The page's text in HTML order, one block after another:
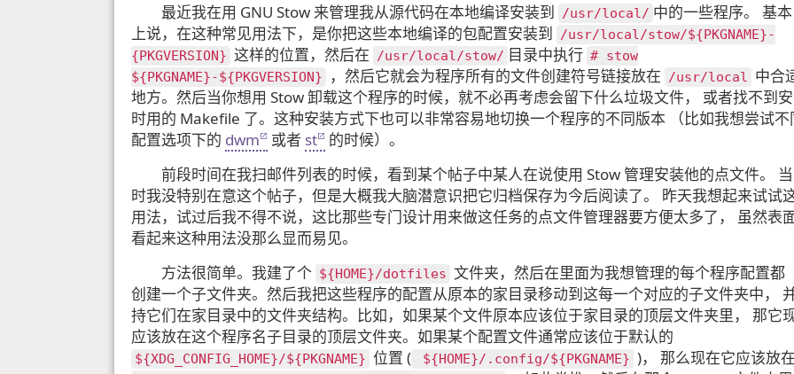
最近我在用 GNU Stow 来管理我从源代码在本地编译安装到
/​usr/​local/​ 中的一些程序。 基本
上说，在这种常见用法下，是你把这些本地编译的包配置安装到
/​usr/​local/​stow/​${PKGNAME}-
{PKGVERSION} 这样的位置，然后在 /​usr/​local/​stow/​ 目录中执行 # stow
${PKGNAME}-${PKGVERSION}
，然后它就会为程序所有的文件创建符号链接放在 /​usr/​local
中合
地方。然后当你想用 Stow 卸载这个程序的时候，就不必再考虑会留下什么垃圾文件， 或者找不到
时用的 Makefile 了。这种安装方式下也可以非常容易地切换一个程序的不同版本 （比如我想尝试不
配置选项下的 dwm 或者 st
的时候）。
前段时间在我扫邮件列表的时候，看到某个帖子中某人在说使用 Stow 管理安装他的点文件。 当
时我没特别在意这个帖子，但是大概我大脑潜意识把它归档保存为今后阅读了。 昨天我想起来试试
用法，试过后我不得不说，这比那些专门设计用来做这任务的点文件管理器要方便太多了， 虽然表
看起来这种用法没那么显而易见。
方法很简单。我建了个 ${HOME}/​dotfiles 文件夹，然后在里面为我想管理的每个程序配置都
创建一个子文件夹。然后我把这些程序的配置从原本的家目录移动到这每一个对应的子文件夹中，
持它们在家目录中的文件夹结构。比如，如果某个文件原本应该位于家目录的顶层文件夹里， 那它
应该放在这个程序名子目录的顶层文件夹。如果某个配置文件通常应该位于默认的
${XDG_CONFIG_HOME}/​${PKGNAME} 位置 ( ${HOME}/​.config/​${PKGNAME} )， 那么现在它应该放